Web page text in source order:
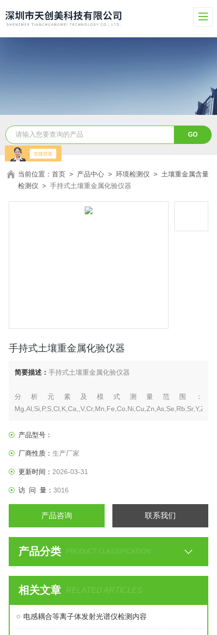
当前位置：首页 > 产品中心 >环境检测仪 > 土壤重金属含量
检测仪 >手持式土壤重金属化验仪器
手持式土壤重金属化验仪器
简要描述： 手持式土壤重金属化验仪器
分析元素及模式测量范围：
产品型号：
厂商性质： 生产厂家
更新时间： 2026-03-31
访 问 量： 3016
产品咨询 联系我们
产品分类 PRODUCT CLASSIFICATION
相关文章 RELATED ARTICLES
电感耦合等离子体发射光谱仪检测内容